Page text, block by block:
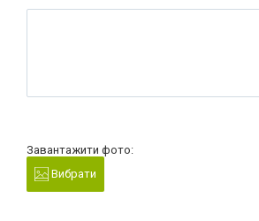
Завантажити фото:
Вибрати